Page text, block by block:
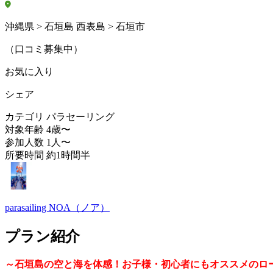
沖縄県 > 石垣島 西表島 > 石垣市
（口コミ募集中）
お気に入り
シェア
カテゴリ パラセーリング
対象年齢 4歳〜
参加人数 1人〜
所要時間 約1時間半
parasailing NOA（ノア）
プラン紹介
～石垣島の空と海を体感！お子様・初心者にもオススメのロ